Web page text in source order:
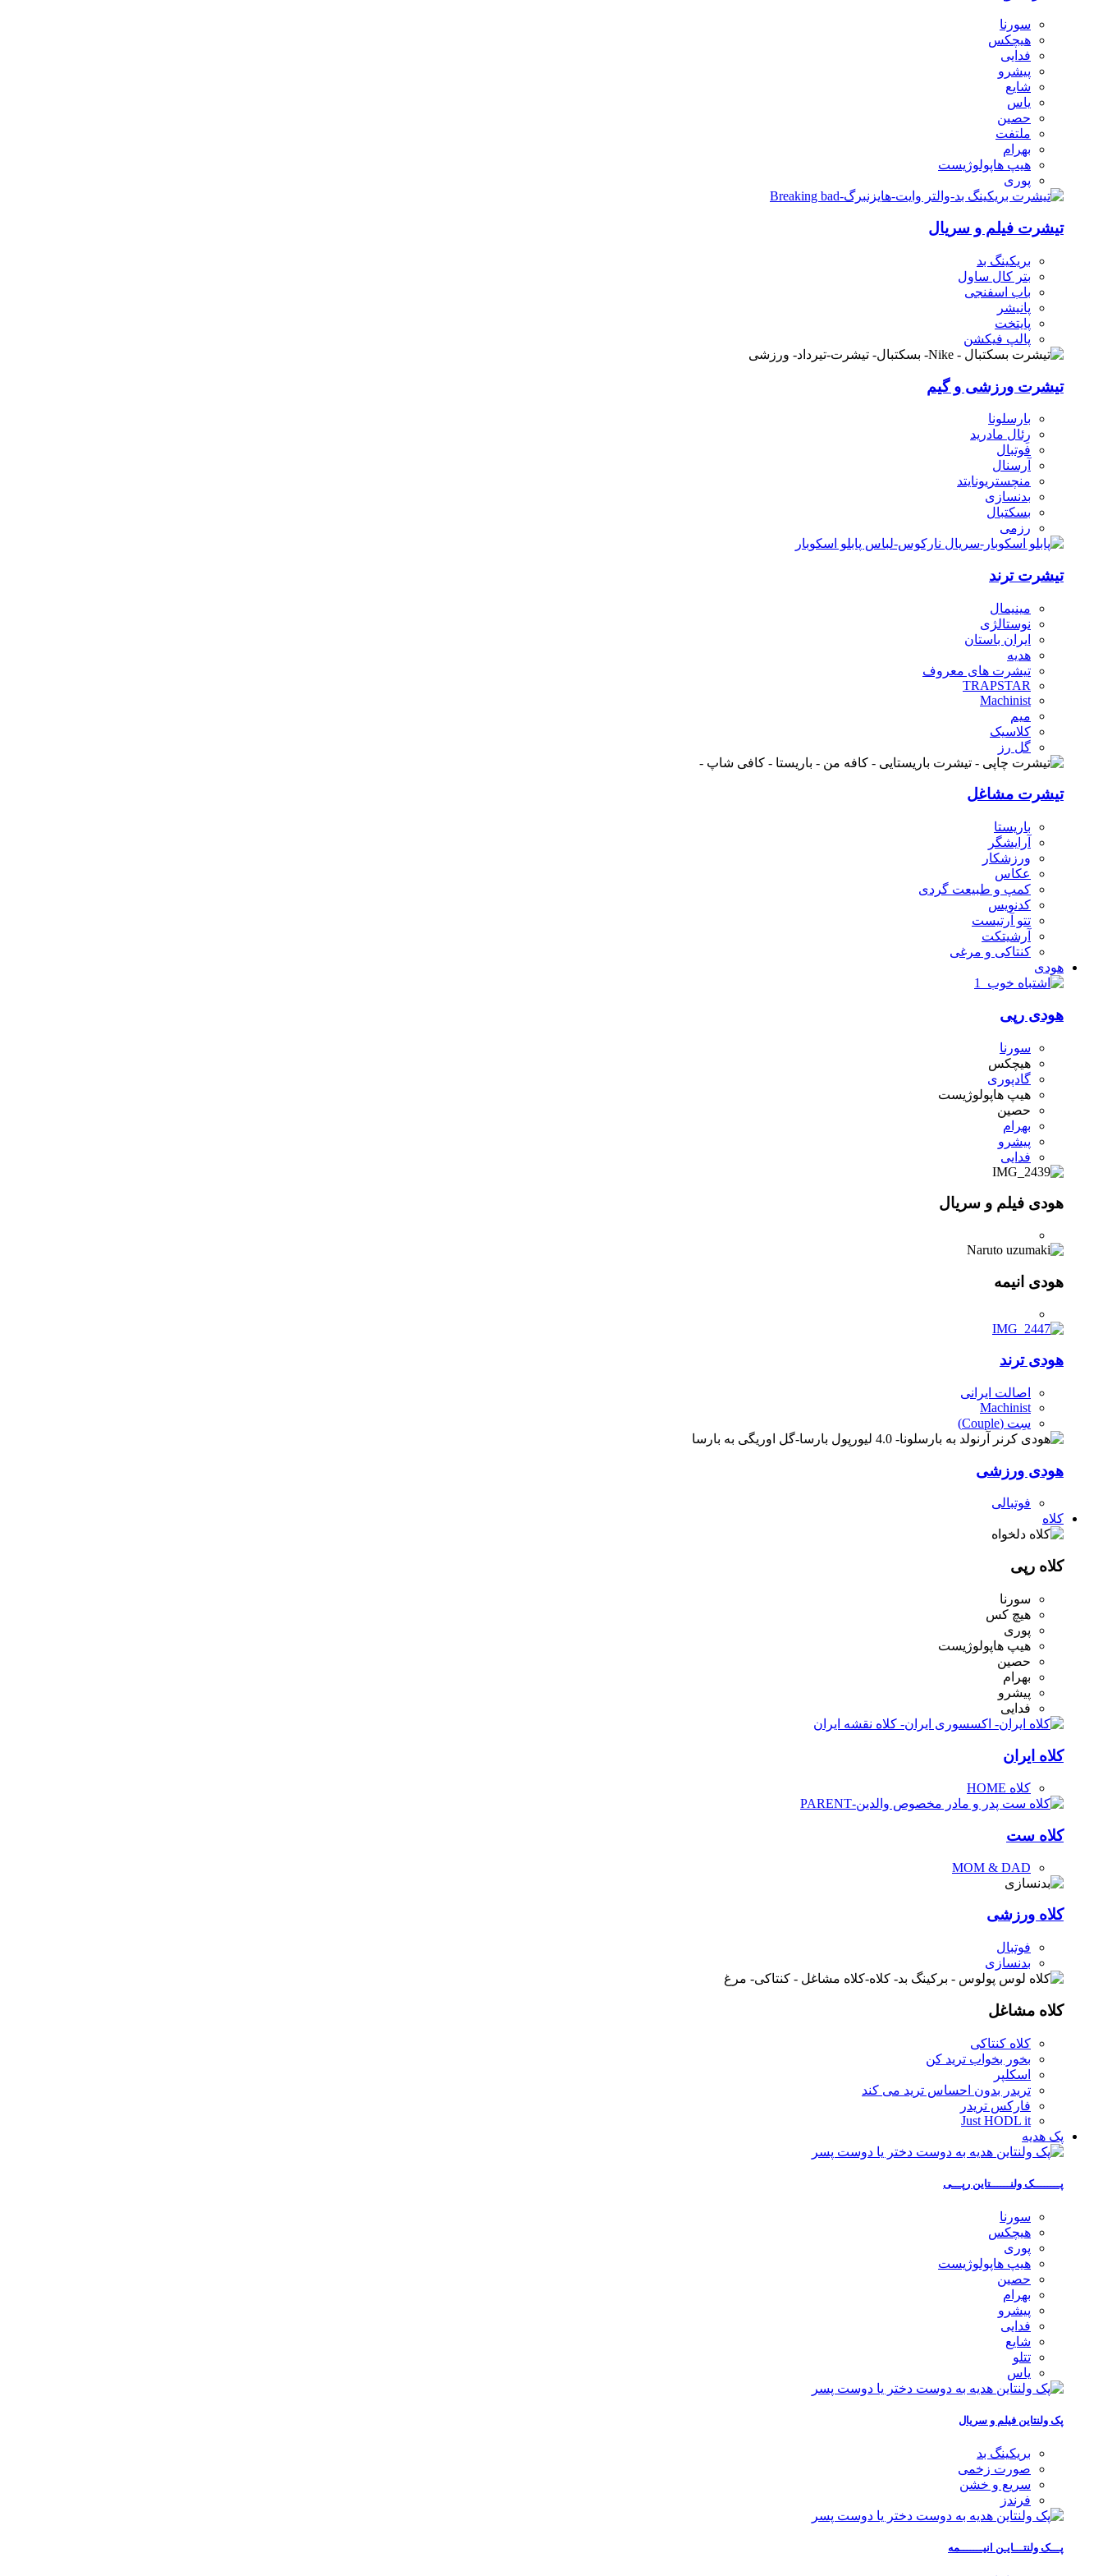
سورنا
هیچکس
فدایی
پیشرو
شایع
یاس
حصین
ملتفت
بهرام
هیپ هاپولوژیست
پوری
تیشرت فیلم و سریال
بریکینگ بد
بتر کال ساول
باب اسفنجی
پانیشر
پایتخت
پالپ فیکشن
تیشرت ورزشی و گیم
بارسلونا
رِئال مادرید
فوتبال
آرسنال
منچستریونایتد
بدنسازی
بسکتبال
رزمی
تیشرت ترند
مینیمال
نوستالژی
ایران باستان
هدیه
تیشرت های معروف
TRAPSTAR
Machinist
میم
کلاسیک
گل رز
تیشرت مشاغل
باریستا
آرایشگر
ورزشکار
عکاس
کمپ و طبیعت گردی
کدنویس
تتو آرتیست
آرشیتکت
کنتاکی و مرغی
هودی
هودی رپی
سورنا
هیچکس
گادپوری
هیپ هاپولوژیست
حصین
بهرام
پیشرو
فدایی
هودی فیلم و سریال
هودی انیمه
هودی ترند
اصالت ایرانی
Machinist
سِت (Couple)
هودی ورزشی
فوتبالی
کلاه
کلاه رپی
سورنا
هیچ کس
پوری
هیپ هاپولوژیست
حصین
بهرام
پیشرو
فدایی
کلاه ایران
کلاه HOME
کلاه ست
MOM & DAD
کلاه ورزشی
فوتبال
بدنسازی
کلاه مشاغل
کلاه کنتاکی
بخور بخواب ترید کن
اسکلپر
تریدر بدون احساس ترید می کند
فارکس تریدر
Just HODL it
پک هدیه
پــــــــک ولنــــــتاین رپـــی
سورنا
هیچکس
پوری
هیپ هاپولوژیست
حصین
بهرام
پیشرو
فدایی
شایع
تتلو
یاس
پک ولنتاین فیلم و سریال
بریکینگ بد
صورت زخمی
سریع و خشن
فرندز
پـــک ولنتـــایـن انیـــــــمه